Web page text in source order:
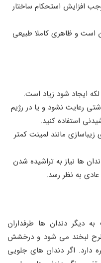
افزایش استحکام ساختار
است و ظاهری کاملا طبیعی
ایجاد شود زیاد است.
رعایت نشود و یا در رژیم
استفاده کنید.
مانند لمینت کمتر
ها نیاز به تراشیده شدن
به نظر رسد.
دیگر دندان ها طرفداران
لبخند می شود و درخشش
دارد. اگر دندان های جلویی